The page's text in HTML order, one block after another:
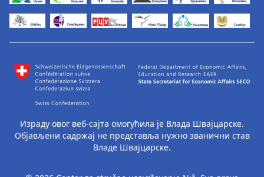
Израду овог веб-сајта омогућила је Влада Швајцарске.
Објављени садржај не представља нужно званични став
Владе Швајцарске.